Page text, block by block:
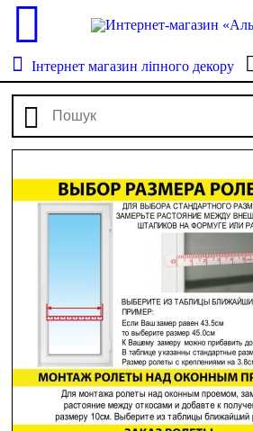
Інтернет магазин ліпного декору